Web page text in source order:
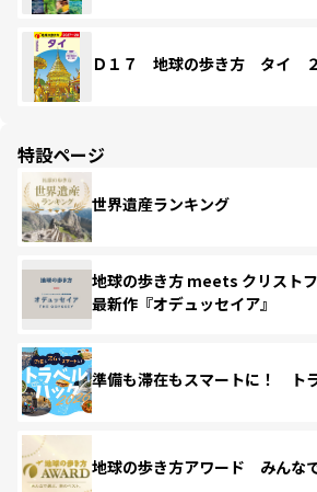
Ｄ１７ 地球の歩き方 タイ ２
特設ページ
世界遺産ランキング
地球の歩き方 meets クリスト
最新作『オデュッセイア』
準備も滞在もスマートに！ ト
地球の歩き方アワード みんな